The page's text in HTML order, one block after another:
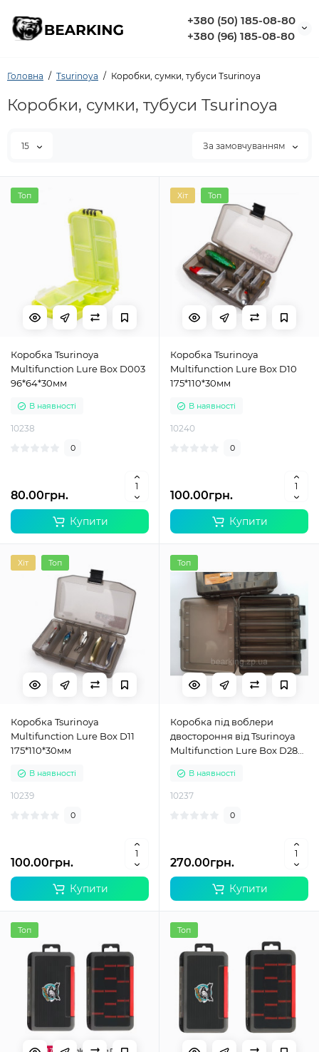
+380 (50) 185-08-80
+380 (96) 185-08-80
Головна Tsurinoya Коробки, сумки, тубуси Tsurinoya
Коробки, сумки, тубуси Tsurinoya
15 За замовчуванням
Топ
Коробка Tsurinoya
Multifunction Lure Box D003
96*64*30мм
В наявності
10238
0
80.00грн.
Купити
Хіт Топ
Коробка Tsurinoya
Multifunction Lure Box D10
175*110*30мм
В наявності
10240
0
100.00грн.
Купити
Хіт Топ
Коробка Tsurinoya
Multifunction Lure Box D11
175*110*30мм
В наявності
10239
0
100.00грн.
Купити
Топ
Коробка під воблери
двостороння від Tsurinoya
Multifunction Lure Box D28
В наявності
10237
0
270.00грн.
Купити
Топ Топ